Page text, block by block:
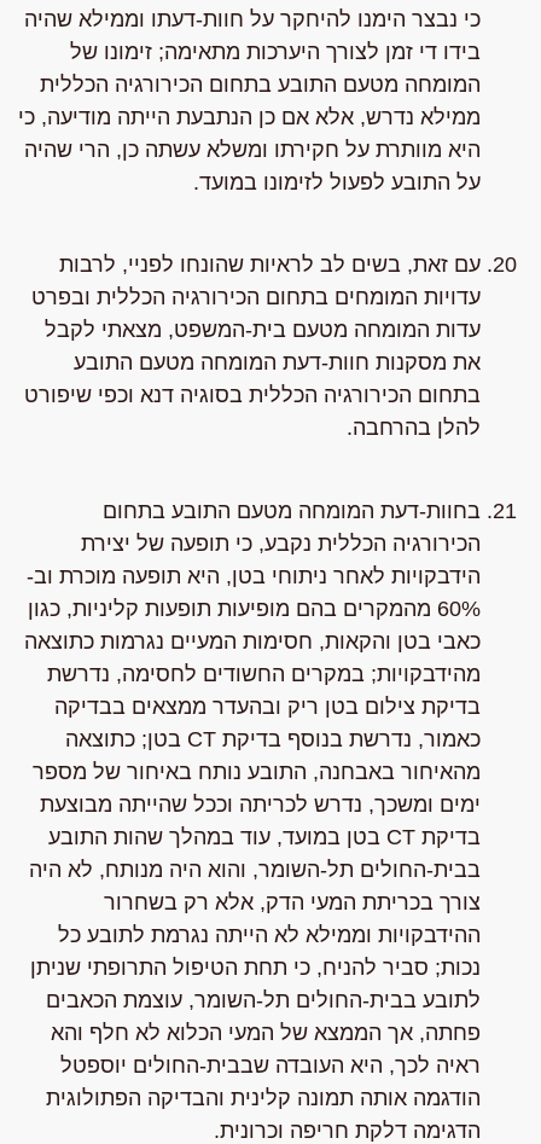
כי נבצר הימנו להיחקר על חוות-דעתו וממילא שהיה
בידו די זמן לצורך היערכות מתאימה; זימונו של
המומחה מטעם התובע בתחום הכירורגיה הכללית
ממילא נדרש, אלא אם כן הנתבעת הייתה מודיעה, כי
היא מוותרת על חקירתו ומשלא עשתה כן, הרי שהיה
על התובע לפעול לזימונו במועד.
עם זאת, בשים לב לראיות שהונחו לפניי, לרבות
עדויות המומחים בתחום הכירורגיה הכללית ובפרט
עדות המומחה מטעם בית-המשפט, מצאתי לקבל
את מסקנות חוות-דעת המומחה מטעם התובע
בתחום הכירורגיה הכללית בסוגיה דנא וכפי שיפורט
להלן בהרחבה.
בחוות-דעת המומחה מטעם התובע בתחום
הכירורגיה הכללית נקבע, כי תופעה של יצירת
הידבקויות לאחר ניתוחי בטן, היא תופעה מוכרת וב-
60% מהמקרים בהם מופיעות תופעות קליניות, כגון
כאבי בטן והקאות, חסימות המעיים נגרמות כתוצאה
מהידבקויות; במקרים החשודים לחסימה, נדרשת
בדיקת צילום בטן ריק ובהעדר ממצאים בבדיקה
כאמור, נדרשת בנוסף בדיקת CT בטן; כתוצאה
מהאיחור באבחנה, התובע נותח באיחור של מספר
ימים ומשכך, נדרש לכריתה וככל שהייתה מבוצעת
בדיקת CT בטן במועד, עוד במהלך שהות התובע
בבית-החולים תל-השומר, והוא היה מנותח, לא היה
צורך בכריתת המעי הדק, אלא רק בשחרור
ההידבקויות וממילא לא הייתה נגרמת לתובע כל
נכות; סביר להניח, כי תחת הטיפול התרופתי שניתן
לתובע בבית-החולים תל-השומר, עוצמת הכאבים
פחתה, אך הממצא של המעי הכלוא לא חלף והא
ראיה לכך, היא העובדה שבבית-החולים יוספטל
הודגמה אותה תמונה קלינית והבדיקה הפתולוגית
הדגימה דלקת חריפה וכרונית.